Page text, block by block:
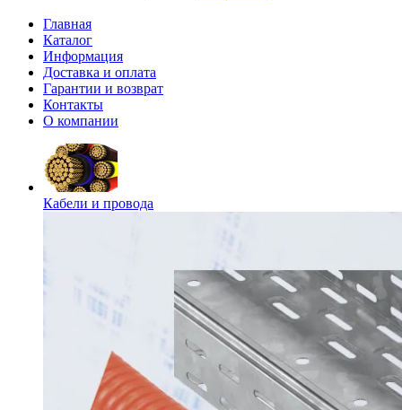
Главная
Каталог
Информация
Доставка и оплата
Гарантии и возврат
Контакты
О компании
Кабели и провода